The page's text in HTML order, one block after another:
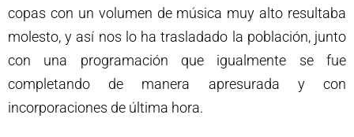
copas con un volumen de música muy alto resultaba
molesto, y así nos lo ha trasladado la población, junto
con una programación que igualmente se fue
completando de manera apresurada y con
incorporaciones de última hora.